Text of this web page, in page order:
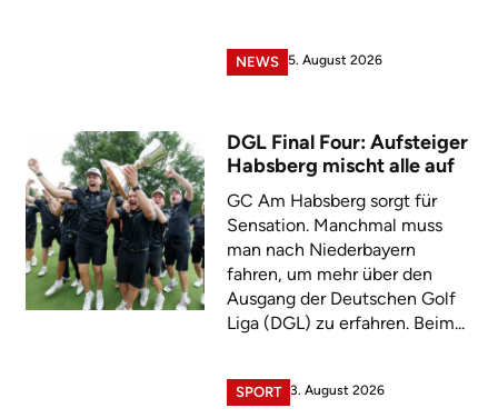
NEWS 5. August 2026
DGL Final Four: Aufsteiger
Habsberg mischt alle auf
GC Am Habsberg sorgt für
Sensation. Manchmal muss
man nach Niederbayern
fahren, um mehr über den
Ausgang der Deutschen Golf
Liga (DGL) zu erfahren. Beim...
SPORT 3. August 2026